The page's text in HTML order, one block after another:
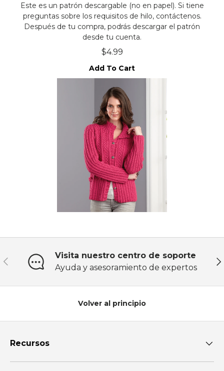
Este es un patrón descargable (no en papel). Si tiene
preguntas sobre los requisitos de hilo, contáctenos.
Después de tu compra, podrás descargar el patrón
desde tu cuenta.
$4.99
Add To Cart
Anterior
Visita nuestro centro de soporte
Ayuda y asesoramiento de expertos
Volver al principio
Recursos